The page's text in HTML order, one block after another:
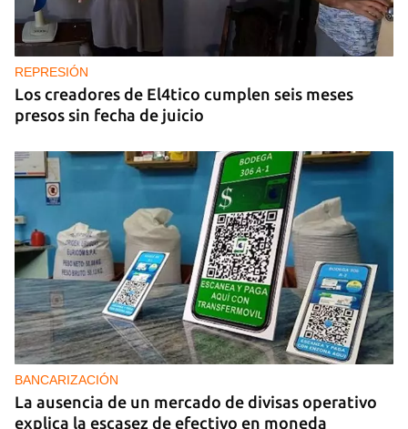
REPRESIÓN
Los creadores de El4tico cumplen seis meses
presos sin fecha de juicio
BANCARIZACIÓN
La ausencia de un mercado de divisas operativo
explica la escasez de efectivo en moneda